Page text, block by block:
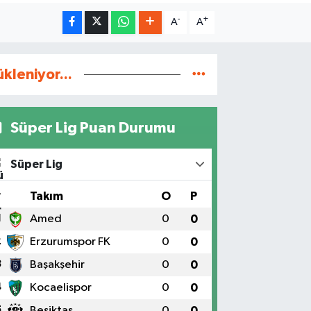
A- A+
Süper Lig Puan Durumu
Süper Lig
Takım O P
Amed 0 0
Erzurumspor FK 0 0
Başakşehir 0 0
Kocaelispor 0 0